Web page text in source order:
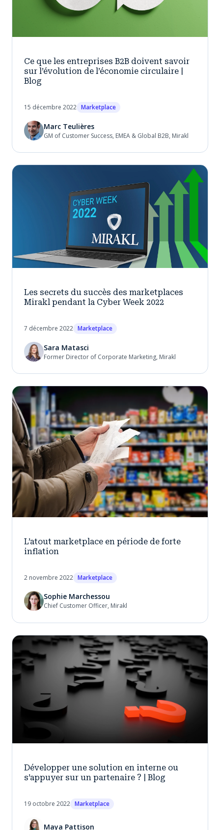
Ce que les entreprises B2B doivent savoir
sur l’évolution de l’économie circulaire |
Blog
15 décembre 2022 Marketplace
Marc Teulières
GM of Customer Success, EMEA & Global B2B, Mirakl
Les secrets du succès des marketplaces
Mirakl pendant la Cyber Week 2022
7 décembre 2022 Marketplace
Sara Matasci
Former Director of Corporate Marketing, Mirakl
L’atout marketplace en période de forte
inflation
2 novembre 2022 Marketplace
Sophie Marchessou
Chief Customer Officer, Mirakl
Développer une solution en interne ou
s’appuyer sur un partenaire ? | Blog
19 octobre 2022 Marketplace
Maya Pattison